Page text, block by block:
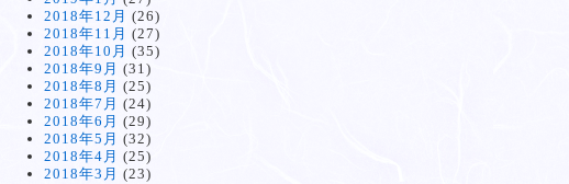
2018年12月 (26)
2018年11月 (27)
2018年10月 (35)
2018年9月 (31)
2018年8月 (25)
2018年7月 (24)
2018年6月 (29)
2018年5月 (32)
2018年4月 (25)
2018年3月 (23)